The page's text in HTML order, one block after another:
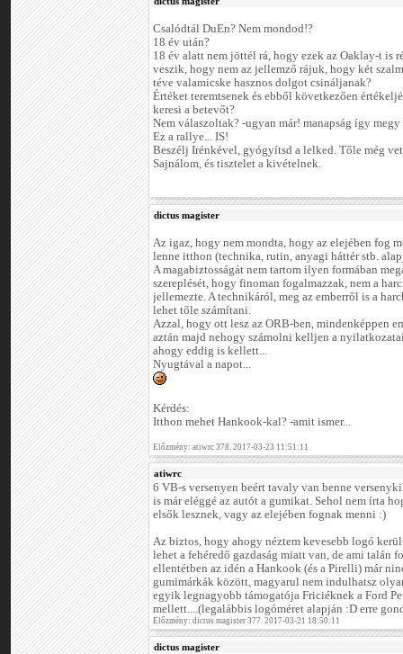
Csalódtál DuEn? Nem mondod!?
18 év után?
18 év alatt nem jöttél rá, hogy ezek az Oaklay-t is
veszik, hogy nem az jellemző rájuk, hogy két
téve valamicske hasznos dolgot csináljanak?
Értéket teremtsenek és ebből következően
keresi a betevőt?
Nem válaszoltak? -ugyan már! manapság így
Ez a rallye... IS!
Beszélj Irénkével, gyógyítsd a lelked. Tőle még
Sajnálom, és tisztelet a kivételnek.
dictus magister
Az igaz, hogy nem mondta, hogy az elejében fog
lenne itthon (technika, rutin, anyagi háttér stb.
A magabiztosságát nem tartom ilyen formában
szereplését, hogy finoman fogalmazzak, nem a
jellemezte. A technikáról, meg az emberről is a
lehet tőle számítani.
Azzal, hogy ott lesz az ORB-ben, mindenképpen
aztán majd nehogy számolni kelljen a
ahogy eddig is kellett...
Nyugtával a napot...
Kérdés:
Itthon mehet Hankook-kal? -amit ismer...
Előzmény: atiwrc 378. 2017-03-23 11:51:11
atiwrc
6 VB-s versenyen beért tavaly van benne
is már eléggé az autót a gumikat. Sehol nem írta
elsők lesznek, vagy az elejében fognak menni :)
Az biztos, hogy ahogy néztem kevesebb logó
lehet a fehéredő gazdaság miatt van, de ami talán
ellentétben az idén a Hankook (és a Pirelli) már
gumimárkák között, magyarul nem indulhatsz
egyik legnagyobb támogatója Friciéknek a Ford
mellett....(legalábbis logóméret alapján :D erre
Előzmény: dictus magister 377. 2017-03-21 18:50:11
dictus magister